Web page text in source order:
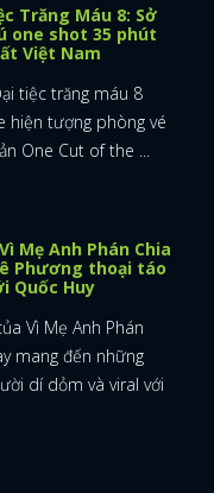
Trăng Máu 8: Sở
one shot 35 phút
Việt Nam
tiệc trăng máu 8
hiện tượng phòng vé
One Cut of the ...
Mẹ Anh Phán Chia
Phương thoại táo
Quốc Huy
Vì Mẹ Anh Phán
mang đến những
dí dỏm và viral với